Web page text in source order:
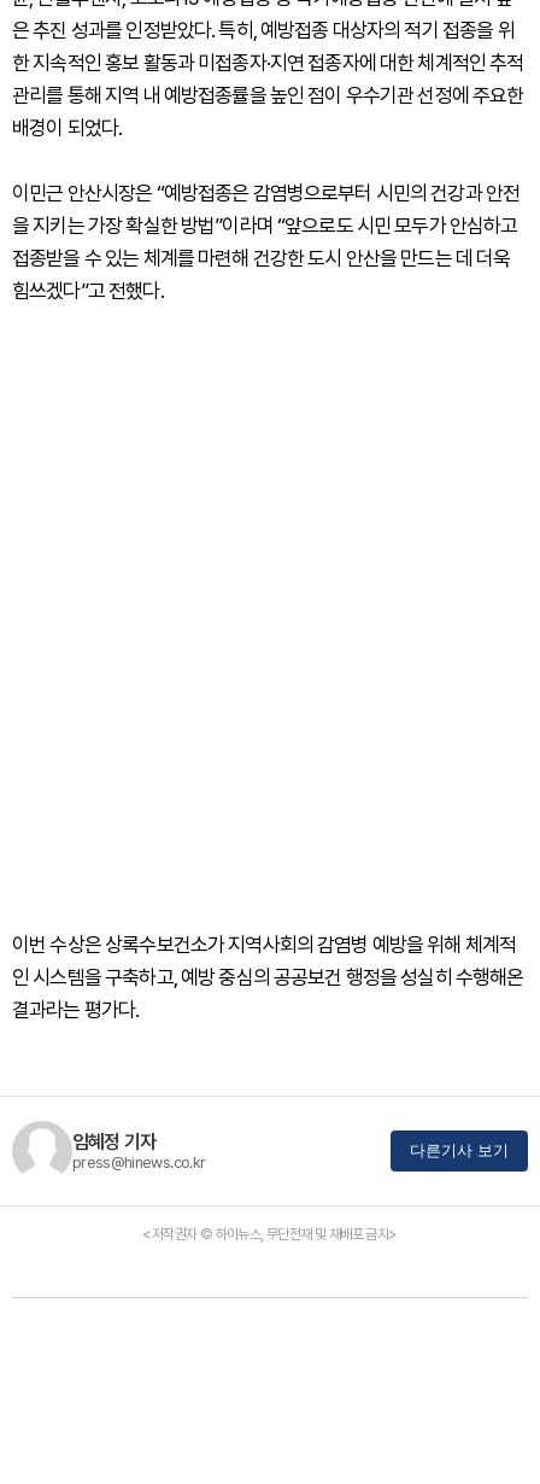
은 추진 성과를 인정받았다. 특히, 예방접종 대상자의 적기 접종을 위
한 지속적인 홍보 활동과 미접종자·지연 접종자에 대한 체계적인 추적
관리를 통해 지역 내 예방접종률을 높인 점이 우수기관 선정에 주요한
배경이 되었다.
이민근 안산시장은 “예방접종은 감염병으로부터 시민의 건강과 안전
을 지키는 가장 확실한 방법”이라며 “앞으로도 시민 모두가 안심하고
접종받을 수 있는 체계를 마련해 건강한 도시 안산을 만드는 데 더욱
힘쓰겠다”고 전했다.
이번 수상은 상록수보건소가 지역사회의 감염병 예방을 위해 체계적
인 시스템을 구축하고, 예방 중심의 공공보건 행정을 성실히 수행해온
결과라는 평가다.
임혜정 기자
press@hinews.co.kr
다른기사 보기
<저작권자 © 하이뉴스, 무단전재 및 재배포 금지>